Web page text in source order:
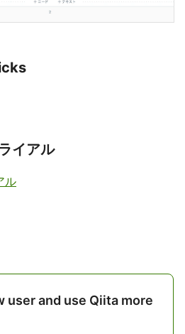
イアル
ル
user and use Qiita more